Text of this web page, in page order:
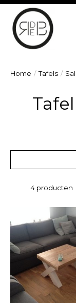
Home / Tafels /
4 producten